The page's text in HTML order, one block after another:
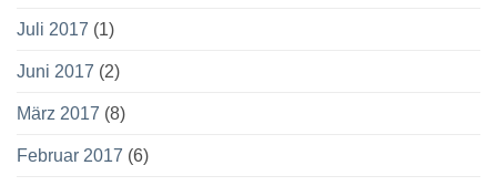
Juli 2017 (1)
Juni 2017 (2)
März 2017 (8)
Februar 2017 (6)